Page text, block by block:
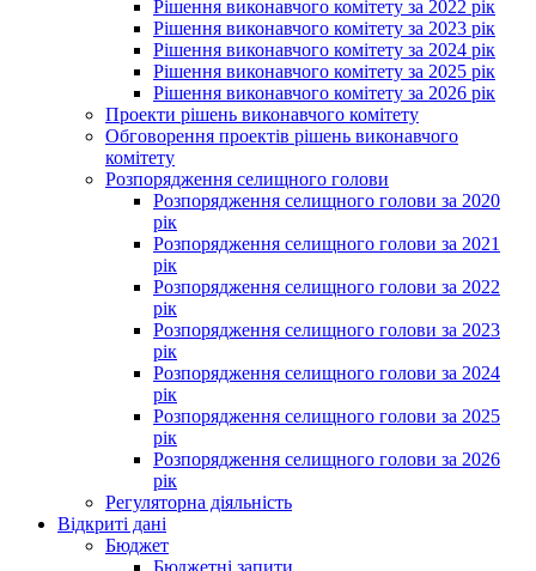
Рішення виконавчого комітету за 2022 рік
Рішення виконавчого комітету за 2023 рік
Рішення виконавчого комітету за 2024 рік
Рішення виконавчого комітету за 2025 рік
Рішення виконавчого комітету за 2026 рік
Проекти рішень виконавчого комітету
Обговорення проектів рішень виконавчого
комітету
Розпорядження селищного голови
Розпорядження селищного голови за 2020
рік
Розпорядження селищного голови за 2021
рік
Розпорядження селищного голови за 2022
рік
Розпорядження селищного голови за 2023
рік
Розпорядження селищного голови за 2024
рік
Розпорядження селищного голови за 2025
рік
Розпорядження селищного голови за 2026
рік
Регуляторна діяльність
Відкриті дані
Бюджет
Бюджетні запити